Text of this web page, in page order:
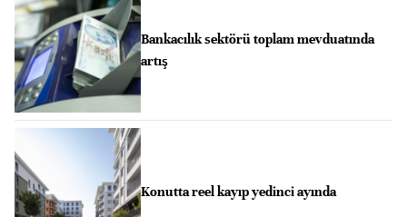
Bankacılık sektörü toplam mevduatında
artış
Konutta reel kayıp yedinci ayında